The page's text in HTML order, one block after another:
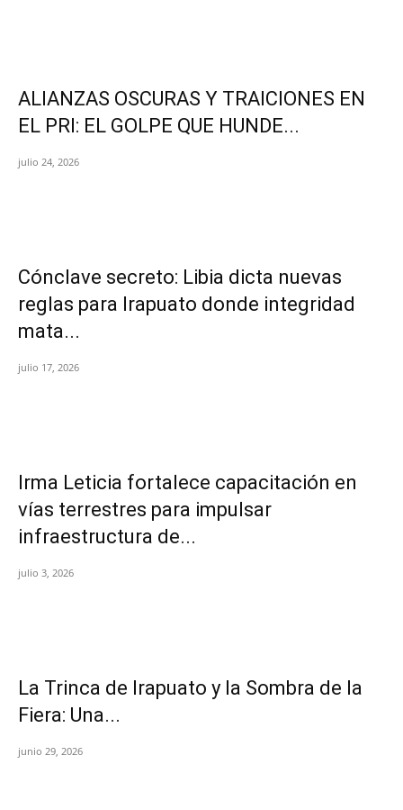
ALIANZAS OSCURAS Y TRAICIONES EN
EL PRI: EL GOLPE QUE HUNDE...
julio 24, 2026
Cónclave secreto: Libia dicta nuevas
reglas para Irapuato donde integridad
mata...
julio 17, 2026
Irma Leticia fortalece capacitación en
vías terrestres para impulsar
infraestructura de...
julio 3, 2026
​La Trinca de Irapuato y la Sombra de la
Fiera: Una...
junio 29, 2026